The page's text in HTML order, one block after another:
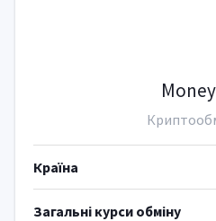
Країна
Загальні курси обміну